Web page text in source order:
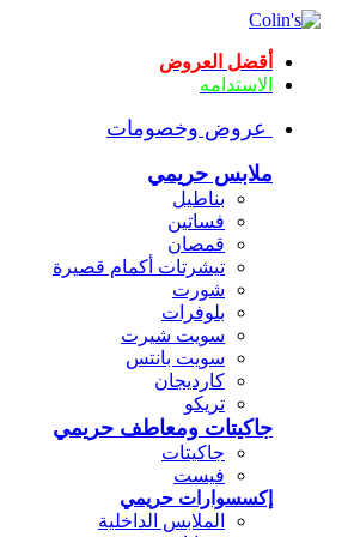
أقضل العروض
الاستدامه
عروض وخصومات
ملابس حريمي
بناطيل
فساتين
قمصان
تيشرتات أكمام قصيرة
شورت
بلوفرات
سويت شيرت
سويت بانتس
كارديجان
تريكو
جاكيتات ومعاطف حريمي
جاكيتات
فيست
إكسسوارات حريمي
الملابس الداخلية